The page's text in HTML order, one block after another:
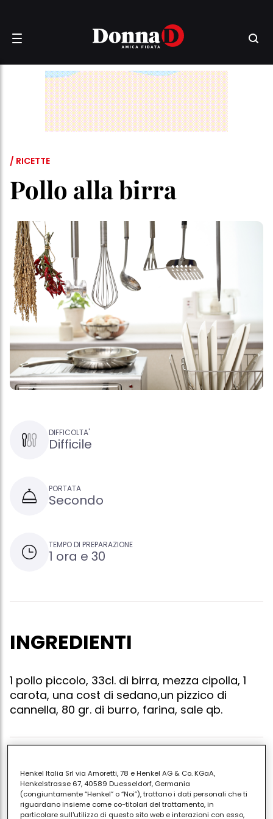
/ RICETTE
Pollo alla birra
DIFFICOLTA'
Difficile
PORTATA
Secondo
TEMPO DI PREPARAZIONE
1 ora e 30
INGREDIENTI
1 pollo piccolo, 33cl. di birra, mezza cipolla, 1
carota, una cost di sedano,un pizzico di
cannella, 80 gr. di burro, farina, sale qb.
togliere dal fuoco, pulire i pollo e tagliarlo a pezzi,
passarlo velocemente nella farina quindi unirlo alle
verdure e rosolare, aggiungere la birra e coprire il
Henkel Italia Srl via Amoretti, 78 e Henkel AG & Co. KGaA,
Henkelstrasse 67, 40589 Duesseldorf, Germania
(congiuntamente “Henkel” o “Noi”), trattano i dati personali che ti
riguardano insieme come co-titolari del trattamento, in
particolare sull'utilizzo di questo sito web e interazioni con esso,